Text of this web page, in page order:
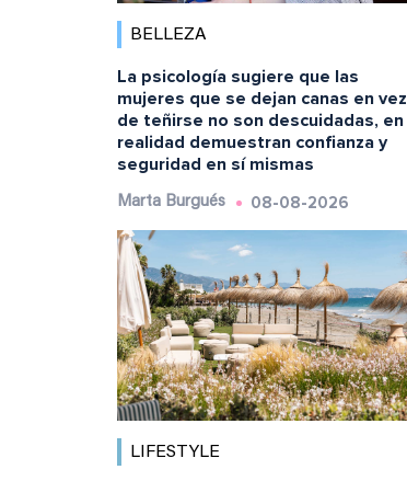
BELLEZA
La psicología sugiere que las
mujeres que se dejan canas en vez
de teñirse no son descuidadas, en
realidad demuestran confianza y
seguridad en sí mismas
Marta Burgués 08-08-2026
LIFESTYLE